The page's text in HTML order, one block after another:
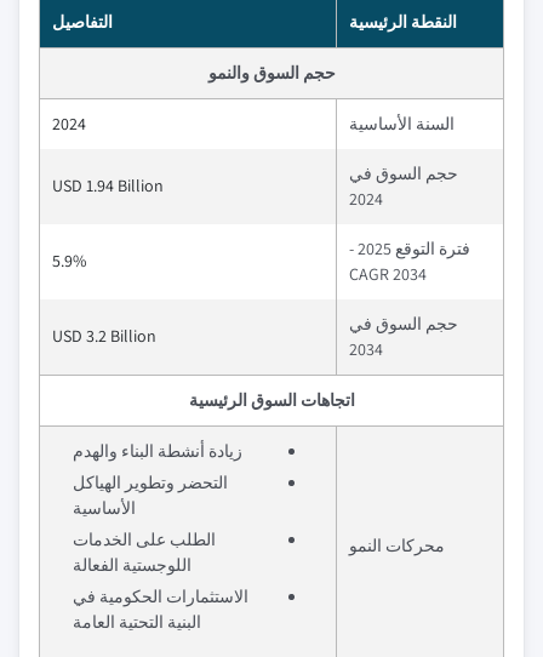
النقطة الرئيسية التفاصيل
حجم السوق والنمو
السنة الأساسية 2024
حجم السوق في
2024
USD 1.94 Billion
فترة التوقع 2025 -
2034 CAGR
5.9%
حجم السوق في
2034
USD 3.2 Billion
اتجاهات السوق الرئيسية
محركات النمو
زيادة أنشطة البناء والهدم
التحضر وتطوير الهياكل
الأساسية
الطلب على الخدمات
اللوجستية الفعالة
الاستثمارات الحكومية في
البنية التحتية العامة